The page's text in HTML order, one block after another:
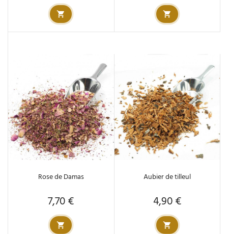
Rose de Damas
Prix
7,70 €
Aubier de tilleul
Prix
4,90 €